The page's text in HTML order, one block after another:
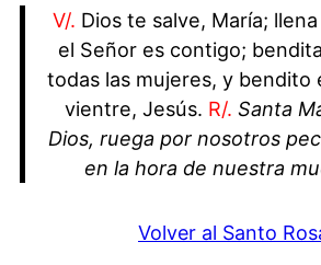
V/. Dios te salve, María;
el Señor es contigo;
todas las mujeres, y
vientre, Jesús. R/. Santa
Dios, ruega por nosotros
en la hora de nuestra
Volver al Santo